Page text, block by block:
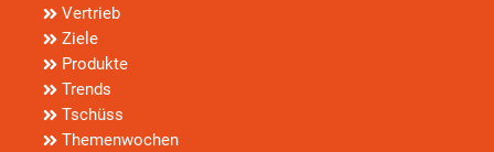
Vertrieb
Ziele
Produkte
Trends
Tschüss
Themenwochen